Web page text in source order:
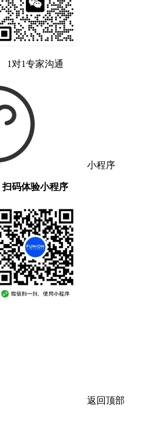
1对1专家沟通
小程序
扫码体验小程序
返回顶部